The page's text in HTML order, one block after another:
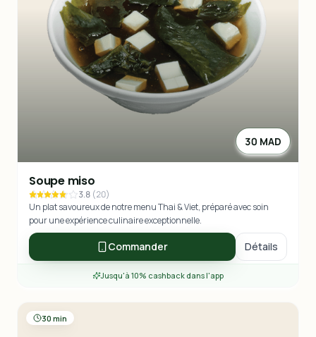
30 MAD
Soupe miso
3.8 (20)
Un plat savoureux de notre menu Thai & Viet, préparé avec soin
pour une expérience culinaire exceptionnelle.
Commander Détails
Jusqu'à 10% cashback dans l'app
30 min